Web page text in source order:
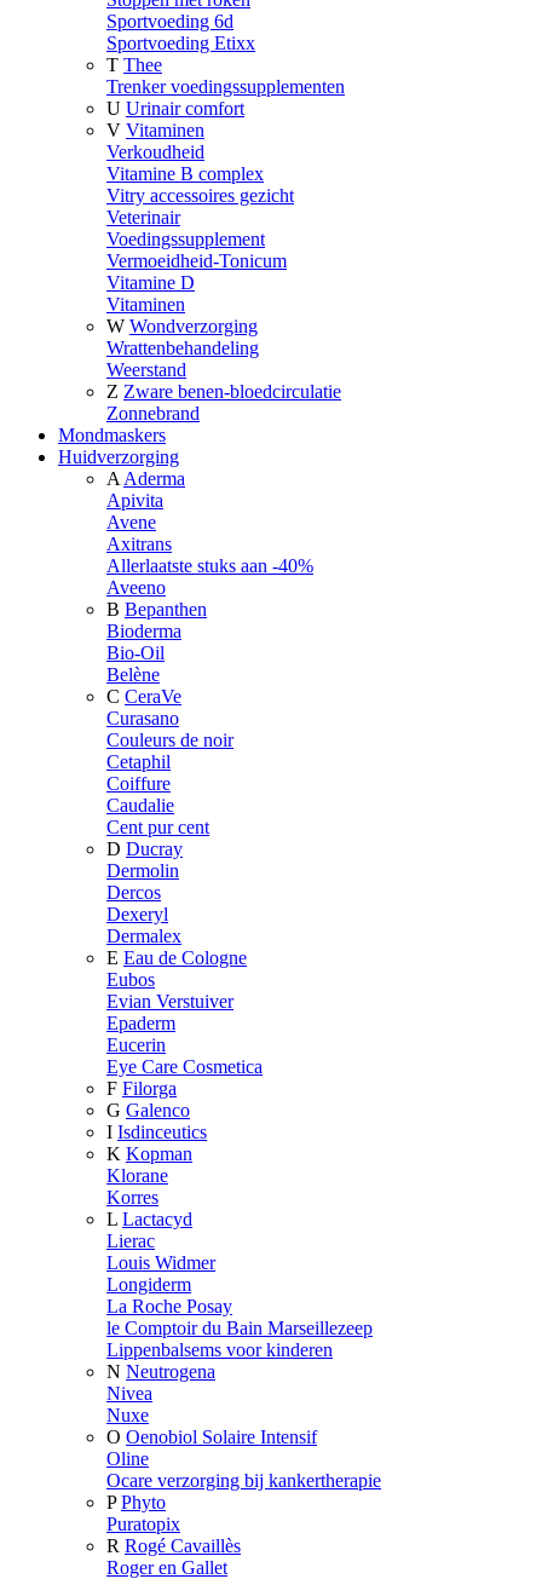
Sportvoeding 6d
Sportvoeding Etixx
T Thee
Trenker voedingssupplementen
U Urinair comfort
V Vitaminen
Verkoudheid
Vitamine B complex
Vitry accessoires gezicht
Veterinair
Voedingssupplement
Vermoeidheid-Tonicum
Vitamine D
Vitaminen
W Wondverzorging
Wrattenbehandeling
Weerstand
Z Zware benen-bloedcirculatie
Zonnebrand
Mondmaskers
Huidverzorging
A Aderma
Apivita
Avene
Axitrans
Allerlaatste stuks aan -40%
Aveeno
B Bepanthen
Bioderma
Bio-Oil
Belène
C CeraVe
Curasano
Couleurs de noir
Cetaphil
Coiffure
Caudalie
Cent pur cent
D Ducray
Dermolin
Dercos
Dexeryl
Dermalex
E Eau de Cologne
Eubos
Evian Verstuiver
Epaderm
Eucerin
Eye Care Cosmetica
F Filorga
G Galenco
I Isdinceutics
K Kopman
Klorane
Korres
L Lactacyd
Lierac
Louis Widmer
Longiderm
La Roche Posay
le Comptoir du Bain Marseillezeep
Lippenbalsems voor kinderen
N Neutrogena
Nivea
Nuxe
O Oenobiol Solaire Intensif
Oline
Ocare verzorging bij kankertherapie
P Phyto
Puratopix
R Rogé Cavaillès
Roger en Gallet